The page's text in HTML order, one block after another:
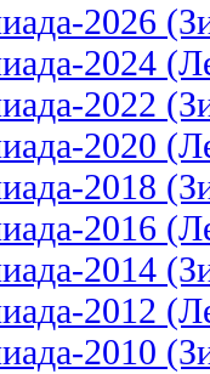
2026
2024
2022
2020
2018
2016
2014
2012
2010